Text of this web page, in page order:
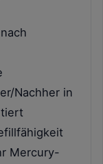
nach
Nachher in
Mercury-